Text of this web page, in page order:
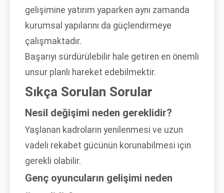
gelişimine yatırım yaparken aynı zamanda
kurumsal yapılarını da güçlendirmeye
çalışmaktadır.
Başarıyı sürdürülebilir hale getiren en önemli
unsur planlı hareket edebilmektir.
Sıkça Sorulan Sorular
Nesil değişimi neden gereklidir?
Yaşlanan kadroların yenilenmesi ve uzun
vadeli rekabet gücünün korunabilmesi için
gerekli olabilir.
Genç oyuncuların gelişimi neden